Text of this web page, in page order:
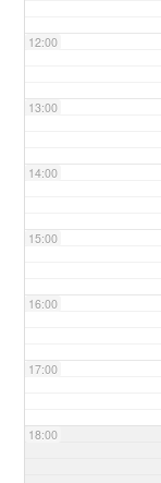
12:00
13:00
14:00
15:00
16:00
17:00
18:00